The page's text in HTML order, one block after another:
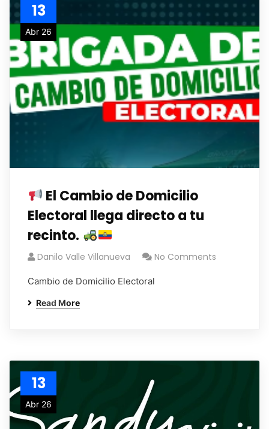
13
Abr 26
El Cambio de Domicilio
Electoral llega directo a tu
recinto.
Danilo Valle Villanueva No Comments
Cambio de Domicilio Electoral
Read More
13
Abr 26